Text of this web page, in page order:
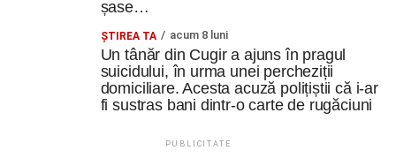
Cum și-a construit un informatician din Cugir propria
mașină solară. Vehiculul a ajuns și la o expoziție din
Trei profesori ai Colegiului Național „David Prodan”
Cugir și-au perfecționat competențele prin
șase…
ȘTIREA TA acum 8 luni
Un tânăr din Cugir a ajuns în pragul
suicidului, în urma unei percheziții
domiciliare. Acesta acuză polițiștii că i-ar
fi sustras bani dintr-o carte de rugăciuni
PUBLICITATE